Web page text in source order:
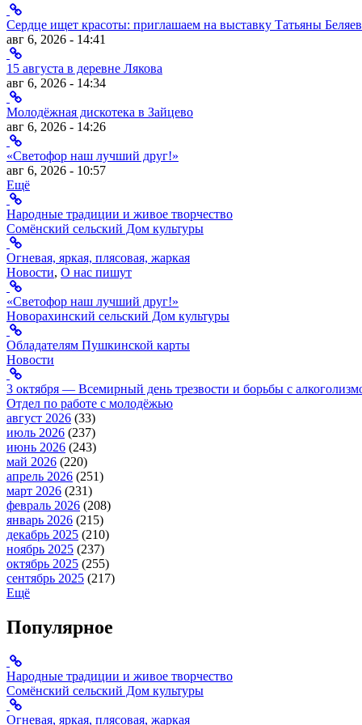
Сердце ищет красоты: приглашаем на выставку Татьяны
авг 6, 2026 - 14:41
15 августа в деревне Лякова
авг 6, 2026 - 14:34
Молодёжная дискотека в Зайцево
авг 6, 2026 - 14:26
«Светофор наш лучший друг!»
авг 6, 2026 - 10:57
Ещё
Народные традиции и живое творчество
Сомёнский сельский Дом культуры
Огневая, яркая, плясовая, жаркая
Новости, О нас пишут
«Светофор наш лучший друг!»
Новорахинский сельский Дом культуры
Обладателям Пушкинской карты
Новости
3 октября — Всемирный день трезвости и борьбы с
Отдел по работе с молодёжью
август 2026 (33)
июль 2026 (237)
июнь 2026 (243)
май 2026 (220)
апрель 2026 (251)
март 2026 (231)
февраль 2026 (208)
январь 2026 (215)
декабрь 2025 (210)
ноябрь 2025 (237)
октябрь 2025 (255)
сентябрь 2025 (217)
Ещё
Популярное
Народные традиции и живое творчество
Сомёнский сельский Дом культуры
Огневая, яркая, плясовая, жаркая